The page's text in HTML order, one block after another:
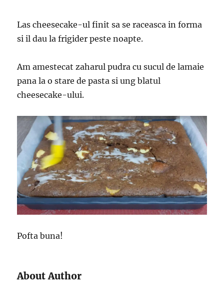
Las cheesecake-ul finit sa se raceasca in forma
si il dau la frigider peste noapte.
Am amestecat zaharul pudra cu sucul de lamaie
pana la o stare de pasta si ung blatul
cheesecake-ului.
Pofta buna!
About Author